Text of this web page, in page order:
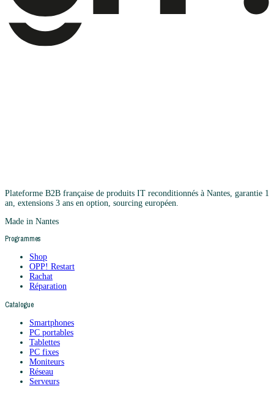
Plateforme B2B française de produits IT reconditionnés à Nantes, garantie 1
an, extensions 3 ans en option, sourcing européen.
Made in Nantes
Programmes
Shop
OPP! Restart
Rachat
Réparation
Catalogue
Smartphones
PC portables
Tablettes
PC fixes
Moniteurs
Réseau
Serveurs